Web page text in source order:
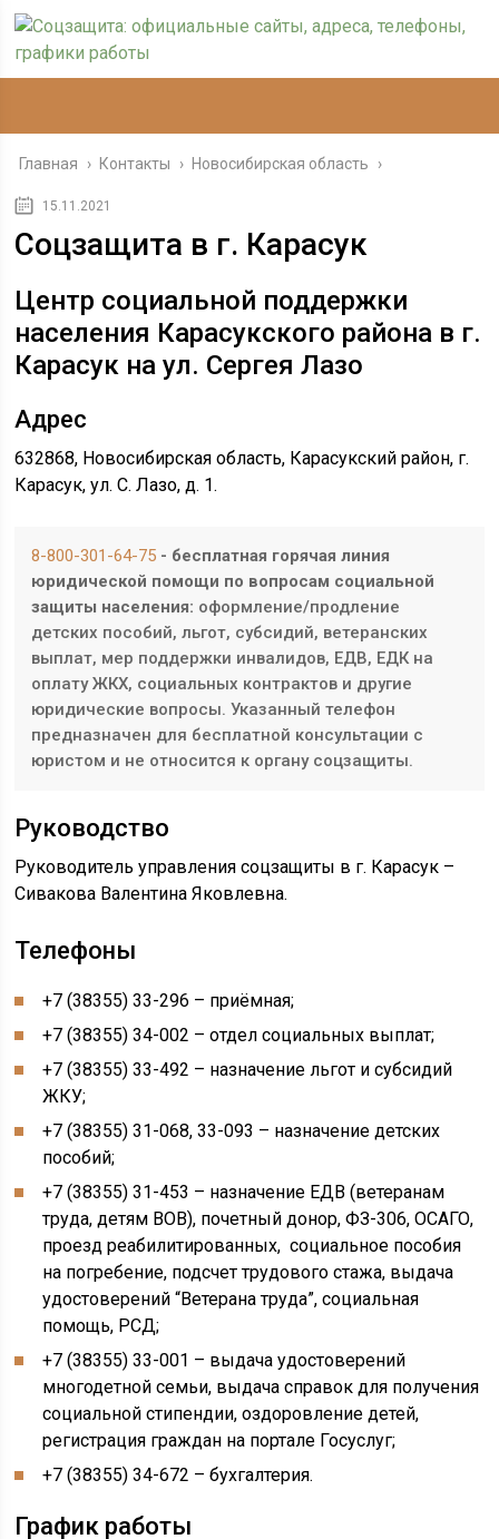
Главная › Контакты › Новосибирская область ›
15.11.2021
Соцзащита в г. Карасук
Центр социальной поддержки
населения Карасукского района в г.
Карасук на ул. Сергея Лазо
Адрес
632868, Новосибирская область, Карасукский район, г.
Карасук, ул. С. Лазо, д. 1.
8-800-301-64-75 - бесплатная горячая линия
юридической помощи по вопросам социальной
защиты населения: оформление/продление
детских пособий, льгот, субсидий, ветеранских
выплат, мер поддержки инвалидов, ЕДВ, ЕДК на
оплату ЖКХ, социальных контрактов и другие
юридические вопросы. Указанный телефон
предназначен для бесплатной консультации с
юристом и не относится к органу соцзащиты.
Руководство
Руководитель управления соцзащиты в г. Карасук –
Сивакова Валентина Яковлевна.
Телефоны
+7 (38355) 33-296 – приёмная;
+7 (38355) 34-002 – отдел социальных выплат;
+7 (38355) 33-492 – назначение льгот и субсидий
ЖКУ;
+7 (38355) 31-068, 33-093 – назначение детских
пособий;
+7 (38355) 31-453 – назначение ЕДВ (ветеранам
труда, детям ВОВ), почетный донор, ФЗ-306, ОСАГО,
проезд реабилитированных, социальное пособия
на погребение, подсчет трудового стажа, выдача
удостоверений “Ветерана труда”, социальная
помощь, РСД;
+7 (38355) 33-001 – выдача удостоверений
многодетной семьи, выдача справок для получения
социальной стипендии, оздоровление детей,
регистрация граждан на портале Госуслуг;
+7 (38355) 34-672 – бухгалтерия.
График работы